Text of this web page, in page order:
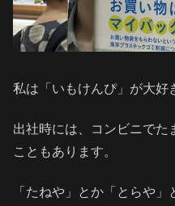
私は「いもけんぴ」が大好
出社時には、コンビニでた
こともあります。
「たねや」とか「とらや